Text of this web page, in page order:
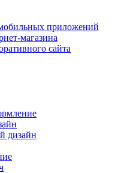
приложений
магазина
сайта
дизайн